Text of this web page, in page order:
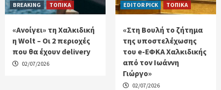
BREAKING ΤΟΠΙΚΑ
«Ανοίγει» τη Χαλκιδική
η Wolt – Οι 2 περιοχές
που θα έχουν delivery
02/07/2026
EDITOR PICK ΤΟΠΙΚΑ
«Στη Βουλή το ζήτημα
της υποστελέχωσης
του e-ΕΦΚΑ Χαλκιδικής
από τον Ιωάννη
Γιώργο»
02/07/2026